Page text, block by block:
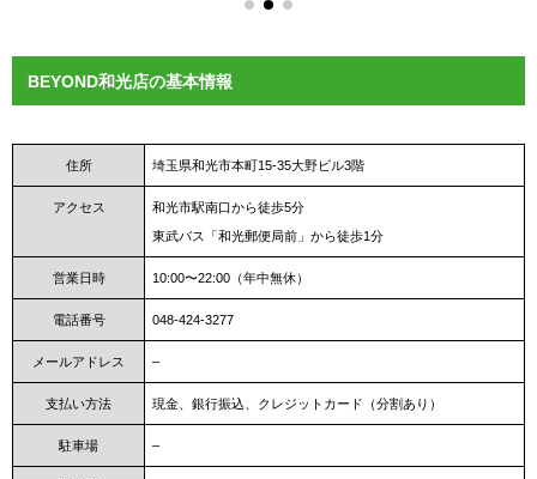
BEYOND和光店の基本情報
住所 埼玉県和光市本町15-35大野ビル3階
アクセス
和光市駅南口から徒歩5分
東武バス「和光郵便局前」から徒歩1分
営業日時 10:00〜22:00（年中無休）
電話番号 048-424-3277
メールアドレス –
支払い方法 現金、銀行振込、クレジットカード（分割あり）
駐車場 –